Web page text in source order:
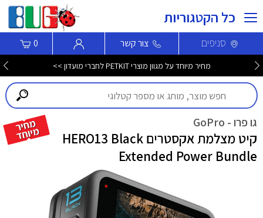
כל הקטגוריות
סניפים צור קשר 0
מחיר מיוחד על מגוון מוצרי PETKIT לחברי מועדון >>
גו פרו - GoPro
קיט מצלמת אקסטרים HERO13 Black
Extended Power Bundle